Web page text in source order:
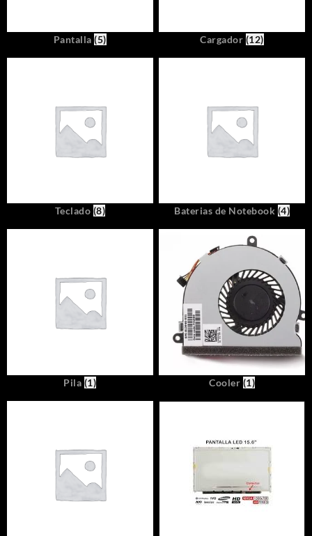
Pantalla(5) Cargador (12)
Teclado (8) Baterias de Notebook (4)
Pila (1) Cooler (1)